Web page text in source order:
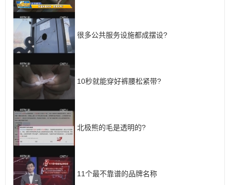
很多公共服务设施都成摆设?
10秒就能穿好裤腰松紧带?
北极熊的毛是透明的?
11个最不靠谱的品牌名称